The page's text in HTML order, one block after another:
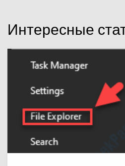
Интересные